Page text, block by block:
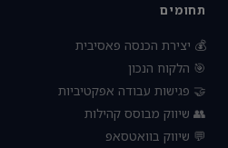
תחומים
💰 יצירת הכנסה פאסיבית
🎯 הלקוח הנכון
🤝 פגישות עבודה אפקטיביות
👥 שיווק מבוסס קהילות
💬 שיווק בוואטסאפ